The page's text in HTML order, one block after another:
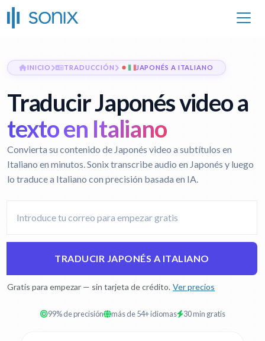
INICIO TRADUCCIÓN JAPONÉS A ITALIANO
Traducir Japonés video a
texto en Italiano
Convierta su contenido de Japonés video a subtítulos en
Italiano en minutos. Sonix transcribe audio en Japonés y luego
lo traduce a Italiano con precisión basada en IA.
TRADUCIR JAPONÉS A ITALIANO
Gratis para empezar — sin tarjeta de crédito. Ver precios
99% de precisión más de 54+ idiomas 30 min gratis